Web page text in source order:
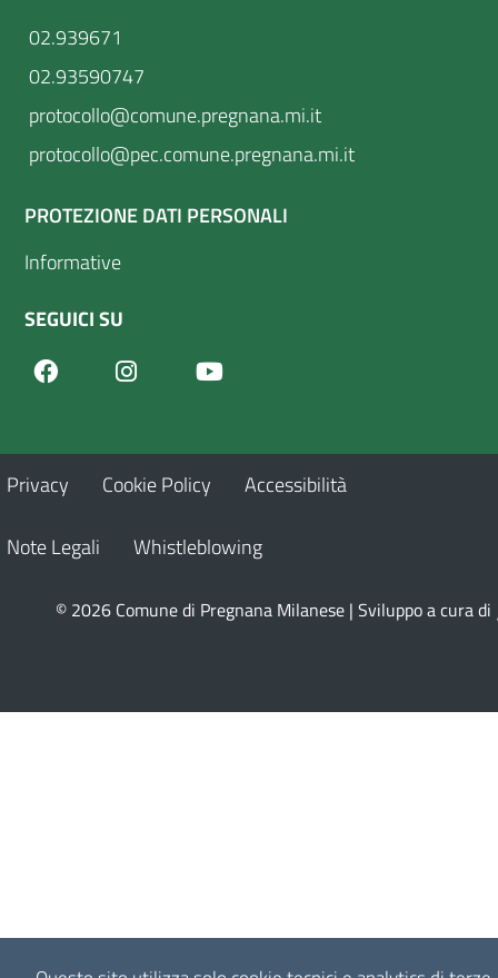
02.939671
02.93590747
protocollo@comune.pregnana.mi.it
protocollo@pec.comune.pregnana.mi.it
PROTEZIONE DATI PERSONALI
Informative
SEGUICI SU
FacebookInstagram
Privacy Cookie Policy Accessibilità
Note Legali Whistleblowing
© 2026 Comune di Pregnana Milanese | Sviluppo a cura di